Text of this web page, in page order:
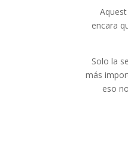
encara
Solo la
más
eso